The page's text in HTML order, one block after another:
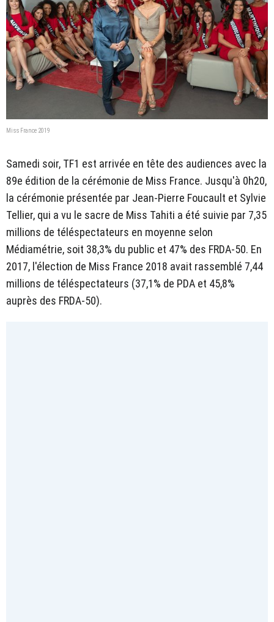
Miss France 2019
Samedi soir, TF1 est arrivée en tête des audiences avec la
89e édition de la cérémonie de Miss France. Jusqu'à 0h20,
la cérémonie présentée par Jean-Pierre Foucault et Sylvie
Tellier, qui a vu le sacre de Miss Tahiti a été suivie par 7,35
millions de téléspectateurs en moyenne selon
Médiamétrie, soit 38,3% du public et 47% des FRDA-50. En
2017, l'élection de Miss France 2018 avait rassemblé 7,44
millions de téléspectateurs (37,1% de PDA et 45,8%
auprès des FRDA-50).